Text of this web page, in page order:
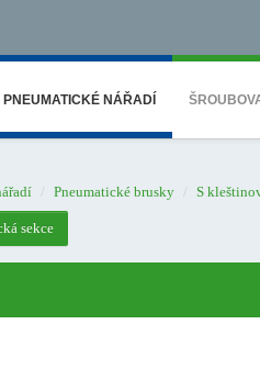
PNEUMATICKÉ NÁŘADÍ
Pneumatické brusky S
sekce